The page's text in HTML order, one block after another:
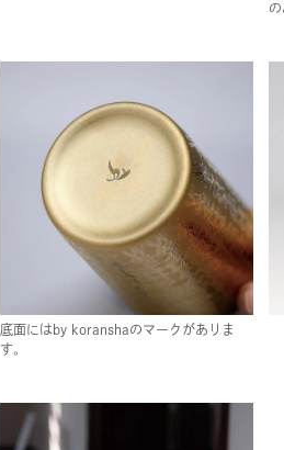
底面にはby koranshaのマークがありま
す。